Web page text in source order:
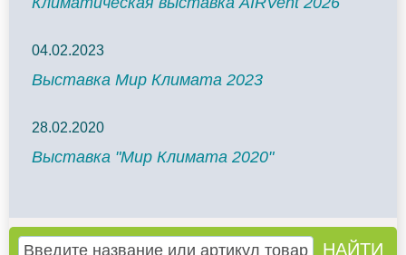
04.02.2023
Выставка Мир Климата 2023
28.02.2020
Выставка "Мир Климата 2020"